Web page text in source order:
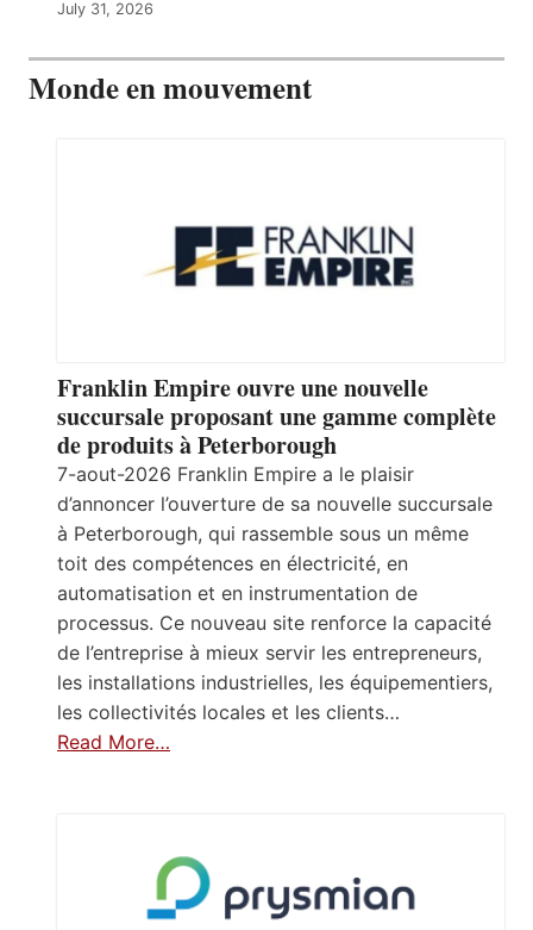
July 31, 2026
Monde en mouvement
Franklin Empire ouvre une nouvelle
succursale proposant une gamme complète
de produits à Peterborough
7-aout-2026 Franklin Empire a le plaisir
d’annoncer l’ouverture de sa nouvelle succursale
à Peterborough, qui rassemble sous un même
toit des compétences en électricité, en
automatisation et en instrumentation de
processus. Ce nouveau site renforce la capacité
de l’entreprise à mieux servir les entrepreneurs,
les installations industrielles, les équipementiers,
les collectivités locales et les clients…
Read More…